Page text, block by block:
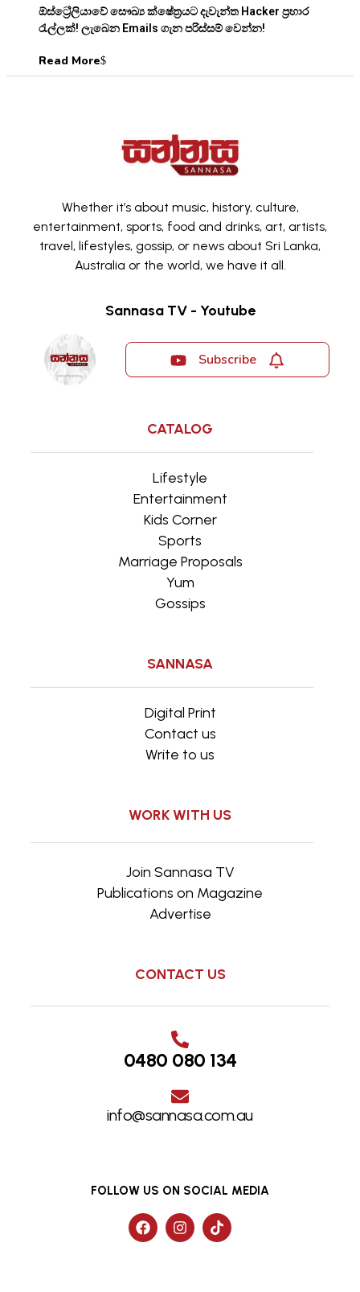
ඕස්ට්‍රේලියාවේ සෞඛ්‍ය ක්ෂේත්‍රයට දැවැන්ත Hacker ප්‍රහාර
රැල්ලක්! ලැබෙන Emails ගැන පරිස්සම් වෙන්න!
Read More
Whether it’s about music, history, culture,
entertainment, sports, food and drinks, art, artists,
travel, lifestyles, gossip, or news about Sri Lanka,
Australia or the world, we have it all.
Sannasa TV - Youtube
Subscribe
CATALOG
Lifestyle
Entertainment
Kids Corner
Sports
Marriage Proposals
Yum
Gossips
SANNASA
Digital Print
Contact us
Write to us
WORK WITH US
Join Sannasa TV
Publications on Magazine
Advertise
CONTACT US
0480 080 134
info@sannasa.com.au
FOLLOW US ON SOCIAL MEDIA